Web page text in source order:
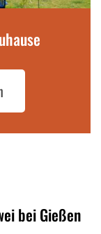
bei Gießen